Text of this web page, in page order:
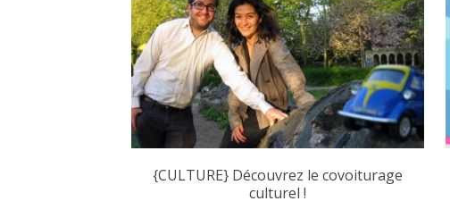
{CULTURE} Découvrez le covoiturage
culturel !